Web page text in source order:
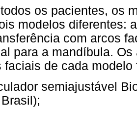
os pacientes, os
modelos diferentes:
com arcos
para a mandíbula.
faciais de cada modelo
semiajustável